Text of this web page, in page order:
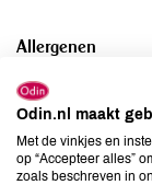
Allergenen
Aardnoten
Ei
Gluten
Lactose
Odin.nl maakt
Met de vinkjes en
op “Accepteer alles”
zoals beschreven in